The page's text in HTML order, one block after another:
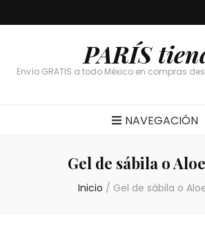
PARÍS
Envío GRATIS a todo México en compras
NAVEGACIÓN
Gel de sábila o
Inicio / Gel de sábila o